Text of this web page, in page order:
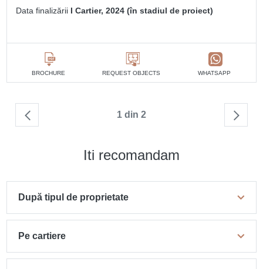
Data finalizării I Cartier, 2024 (în stadiul de proiect)
BROCHURE REQUEST OBJECTS WHATSAPP
1 din 2
Iti recomandam
După tipul de proprietate
Pe cartiere